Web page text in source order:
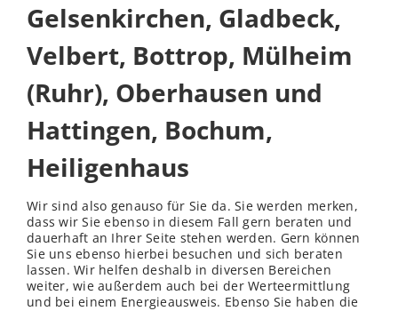
Gelsenkirchen, Gladbeck,
Velbert, Bottrop, Mülheim
(Ruhr), Oberhausen und
Hattingen, Bochum,
Heiligenhaus
Wir sind also genauso für Sie da. Sie werden merken,
dass wir Sie ebenso in diesem Fall gern beraten und
dauerhaft an Ihrer Seite stehen werden. Gern können
Sie uns ebenso hierbei besuchen und sich beraten
lassen. Wir helfen deshalb in diversen Bereichen
weiter, wie außerdem auch bei der Werteermittlung
und bei einem Energieausweis. Ebenso Sie haben die